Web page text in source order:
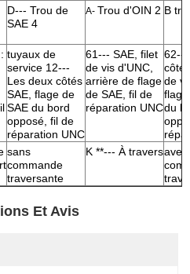
D--- Trou de
SAE 4
A- Trou d'OIN 2 B
tuyaux de
service 12---
Les deux côtés
SAE, flage de
SAE du bord
opposé, fil de
réparation UNC
61--- SAE, filet
de vis d'UNC,
arrière de flage
de SAE, fil de
réparation UNC
de
du
sans
commande
traversante
K **--- À traversavec
Et Avis